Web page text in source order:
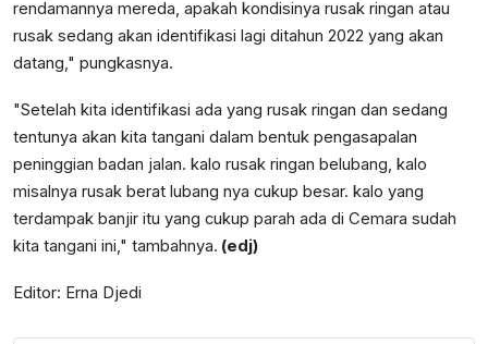
rendamannya mereda, apakah kondisinya rusak ringan atau
rusak sedang akan identifikasi lagi ditahun 2022 yang akan
datang," pungkasnya.
"Setelah kita identifikasi ada yang rusak ringan dan sedang
tentunya akan kita tangani dalam bentuk pengasapalan
peninggian badan jalan. kalo rusak ringan belubang, kalo
misalnya rusak berat lubang nya cukup besar. kalo yang
terdampak banjir itu yang cukup parah ada di Cemara sudah
kita tangani ini," tambahnya. (edj)
Editor: Erna Djedi